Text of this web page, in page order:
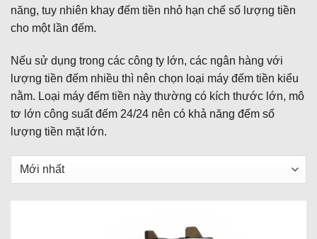
năng, tuy nhiên khay đếm tiền nhỏ hạn chế số lượng tiền
cho một lần đếm.
Nếu sử dụng trong các công ty lớn, các ngân hàng với
lượng tiền đếm nhiều thì nên chọn loại máy đếm tiền kiểu
nằm. Loại máy đếm tiền này thường có kích thước lớn, mô
tơ lớn công suất đếm 24/24 nên có khả năng đếm số
lượng tiền mặt lớn.
Sắp